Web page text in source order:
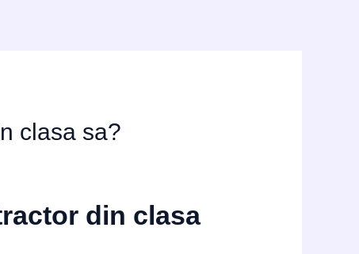
clasa sa?
din clasa